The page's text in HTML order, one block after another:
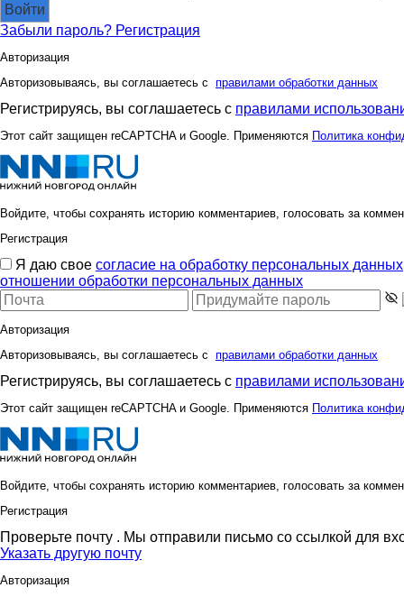
Войти
Забыли пароль? Регистрация
Авторизация
Авторизовываясь, вы соглашаетесь с правилами обработки данных
Регистрируясь, вы соглашаетесь с правилами
Этот сайт защищен reCAPTCHA и Google. Применяются Политика
Войдите, чтобы сохранять историю комментариев, голосовать за
Регистрация
Я даю свое согласие на обработку персональных данных
отношении обработки персональных данных
Авторизация
Авторизовываясь, вы соглашаетесь с правилами обработки данных
Регистрируясь, вы соглашаетесь с правилами
Этот сайт защищен reCAPTCHA и Google. Применяются Политика
Войдите, чтобы сохранять историю комментариев, голосовать за
Регистрация
Проверьте почту . Мы отправили письмо со ссылкой для
Указать другую почту
Авторизация